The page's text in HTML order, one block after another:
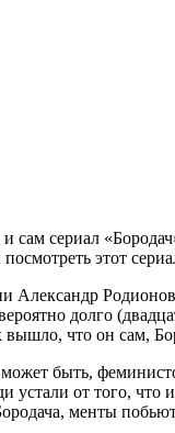
сам сериал
этот
Александр
долго
вышло, что он сам,
быть,
от того, что
менты